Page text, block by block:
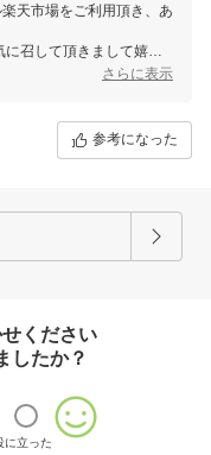
天市場をご利用頂き、あ
召して頂きまして嬉し
さらに表示
参考になった
ください
したか？
に立った